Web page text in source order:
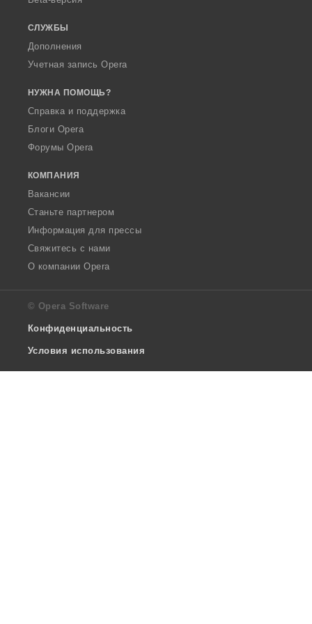
СЛУЖБЫ
Дополнения
Учетная запись Opera
НУЖНА ПОМОЩЬ?
Справка и поддержка
Блоги Opera
Форумы Opera
КОМПАНИЯ
Вакансии
Станьте партнером
Информация для прессы
Свяжитесь с нами
О компании Opera
© Opera Software
Конфиденциальность
Условия использования